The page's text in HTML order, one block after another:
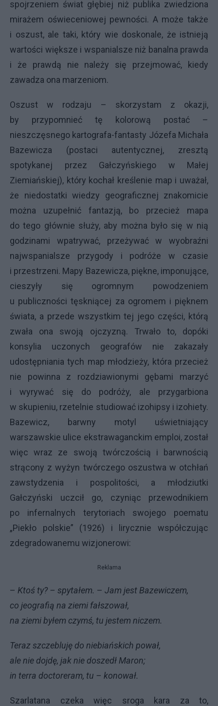
spojrzeniem świat głębiej niż publika zwiedziona
mirażem oświeceniowej pewności. A może także
i oszust, ale taki, który wie doskonale, że istnieją
wartości większe i wspanialsze niż banalna prawda
i że prawdą nie należy się przejmować, kiedy
zawadza ona marzeniom.
Oszust w rodzaju – skorzystam z okazji,
by przypomnieć tę kolorową postać –
nieszczęsnego kartografa-fantasty Józefa Michała
Bazewicza (postaci autentycznej, zresztą
spotykanej przez Gałczyńskiego w Małej
Ziemiańskiej), który kochał kreślenie map i uważał,
że niedostatki wiedzy geograficznej znakomicie
można uzupełnić fantazją, bo przecież mapa
do tego głównie służy, aby można było się w nią
godzinami wpatrywać, przeżywać w wyobraźni
najwspanialsze przygody i podróże w czasie
i przestrzeni. Mapy Bazewicza, piękne, imponujące,
cieszyły się ogromnym powodzeniem
u publiczności tęskniącej za ogromem i pięknem
świata, a przede wszystkim tej jego części, którą
zwała ona swoją ojczyzną. Trwało to, dopóki
konsylia uczonych geografów nie zakazały
udostępniania tych map młodzieży, która przecież
nie powinna z rozdziawionymi gębami marzyć
i wyrywać się do podróży, ale przygarbiona
w skupieniu, rzetelnie studiować izohipsy i izohiety.
Bazewicz, barwny motyl uświetniający
warszawskie ulice ekstrawaganckim emploi, został
więc wraz ze swoją twórczością i barwnością
strącony z wyżyn twórczego oszustwa w otchłań
zawstydzenia i pospolitości, a młodziutki
Gałczyński uczcił go, czyniąc przewodnikiem
po infernalnych terytoriach swojego poematu
„Piekło polskie” (1926) i lirycznie współczując
zdegradowanemu wizjonerowi:
Reklama
– Ktoś ty? – spytałem. – Jam jest Bazewiczem,
co jeografią na ziemi fałszował,
na ziemi byłem czymś, tu jestem niczem.
Teraz szczebluję do niebiańskich pował,
ale nie dojdę, jak nie doszedł Maron;
in terra doctoreram, tu – konował.
Szarlatana czeka więc sroga kara za to,